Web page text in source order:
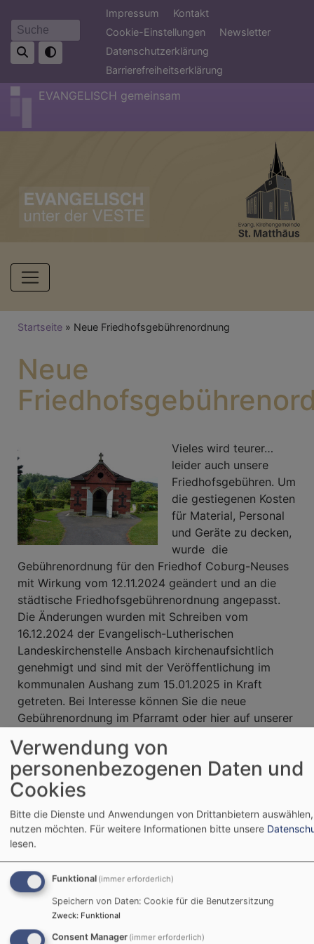
zum
Inhalt
Suche
Fußbereichsmenü
Impressum
Kontakt
Cookie-Einstellungen
Newsletter
Datenschutzerklärung
Barrierefreiheitserklärung
EVANGELISCH gemeinsam
Hauptnavigation
Breadcrumb
Startseite Neue Friedhofsgebührenordnung
Neue
Vieles wird teurer…
leider auch unsere
Friedhofsgebühren. Um
die gestiegenen Kosten
für Material, Personal
und Geräte zu decken,
wurde die
Gebührenordnung für den Friedhof Coburg-Neuses
mit Wirkung vom 12.11.2024 geändert und an die
städtische Friedhofsgebührenordnung angepasst.
Die Änderungen wurden mit Schreiben vom
16.12.2024 der Evangelisch-Lutherischen
Landeskirchenstelle Ansbach kirchenaufsichtlich
genehmigt und sind mit der Veröffentlichung im
kommunalen Aushang zum 15.01.2025 in Kraft
getreten. Bei Interesse können Sie die neue
Gebührenordnung im Pfarramt oder hier auf unserer
2025-01 Gebührenordnung Anpassung
Friedhof Neuses
107.27 KB
Verwendung von
personenbezogenen Daten und
Cookies
Bitte die Dienste und Anwendungen von Drittanbietern
nutzen möchten. Für weitere Informationen bitte unsere
lesen.
Funktional (immer erforderlich)
Speichern von Daten: Cookie für die Benutzersitzung
Zweck: Funktional
Consent Manager (immer erforderlich)